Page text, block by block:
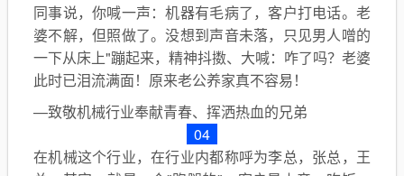
同事说，你喊一声：机器有毛病了，客户打电话。老
婆不解，但照做了。没想到声音未落，只见男人噌的
一下从床上"蹦起来，精神抖擞、大喊：咋了吗？老婆
此时已泪流满面！原来老公养家真不容易！
—致敬机械行业奉献青春、挥洒热血的兄弟
04
在机械这个行业，在行业内都称呼为李总，张总，王